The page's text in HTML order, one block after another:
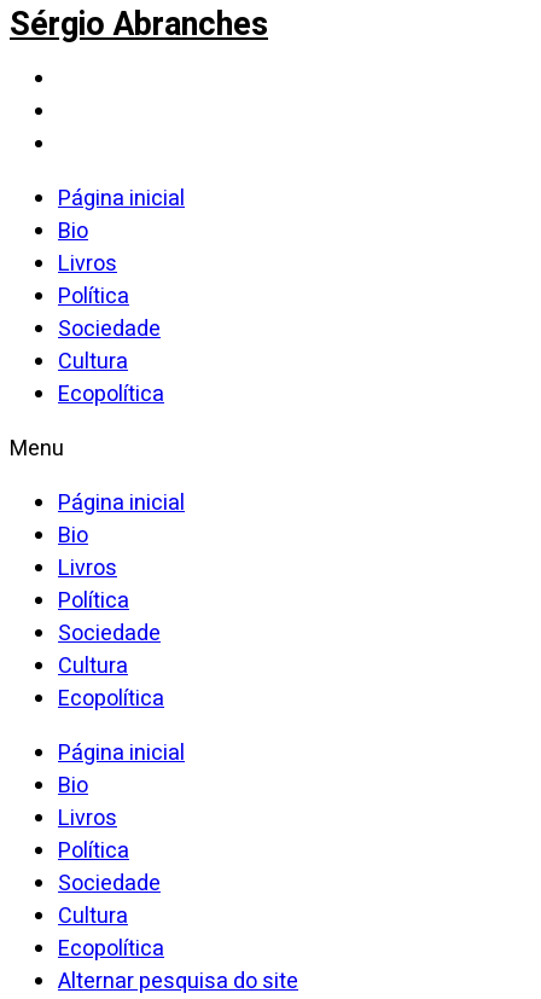
Sérgio Abranches
Página inicial
Bio
Livros
Política
Sociedade
Cultura
Ecopolítica
Menu
Página inicial
Bio
Livros
Política
Sociedade
Cultura
Ecopolítica
Página inicial
Bio
Livros
Política
Sociedade
Cultura
Ecopolítica
Alternar pesquisa do site